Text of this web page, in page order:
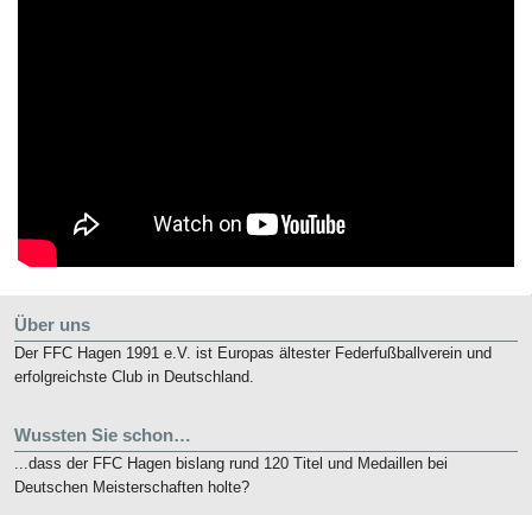
Über uns
Der FFC Hagen 1991 e.V. ist Europas ältester Federfußballverein und
erfolgreichste Club in Deutschland.
Wussten Sie schon…
...dass der FFC Hagen bislang rund 120 Titel und Medaillen bei
Deutschen Meisterschaften holte?